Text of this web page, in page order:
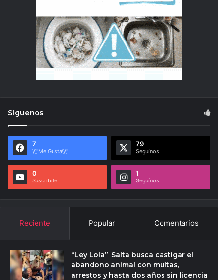
Siguenos
7
\\\"Me Gusta\\\"
79
Seguínos
0
Suscribite
1
Seguínos
Reciente Popular Comentarios
“Ley Lola”: Salta busca castigar el
abandono animal con multas,
arrestos y hasta dos años sin licencia